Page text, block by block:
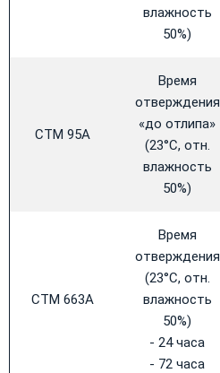
влажность
50%)
CTM 95A
Время
отверждения
«до отлипа»
(23°C, отн.
влажность
50%)
CTM 663A
Время
отверждения
(23°C, отн.
влажность
50%)
- 24 часа
- 72 часа